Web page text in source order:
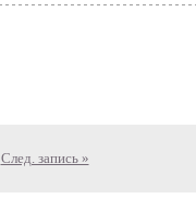
След. запись »